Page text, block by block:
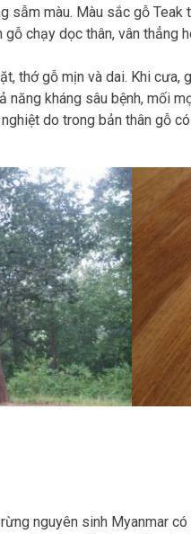
sẫm màu. Màu sắc gỗ
chạy dọc thân, vân thẳng
thớ gỗ mịn và dai. Khi
năng kháng sâu bệnh, mối
do trong bản thân gỗ
nguyên sinh Myanmar